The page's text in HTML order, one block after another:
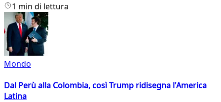
1 min di lettura
Mondo
Dal Perù alla Colombia, così Trump ridisegna l'America
Latina